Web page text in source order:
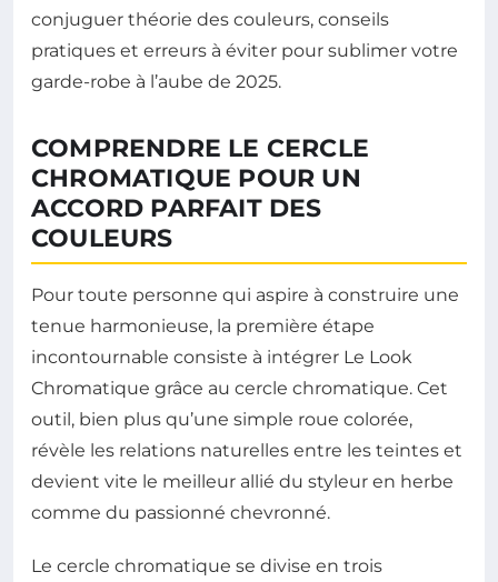
conjuguer théorie des couleurs, conseils
pratiques et erreurs à éviter pour sublimer votre
garde-robe à l’aube de 2025.
COMPRENDRE LE CERCLE
CHROMATIQUE POUR UN
ACCORD PARFAIT DES
COULEURS
Pour toute personne qui aspire à construire une
tenue harmonieuse, la première étape
incontournable consiste à intégrer Le Look
Chromatique grâce au cercle chromatique. Cet
outil, bien plus qu’une simple roue colorée,
révèle les relations naturelles entre les teintes et
devient vite le meilleur allié du styleur en herbe
comme du passionné chevronné.
Le cercle chromatique se divise en trois